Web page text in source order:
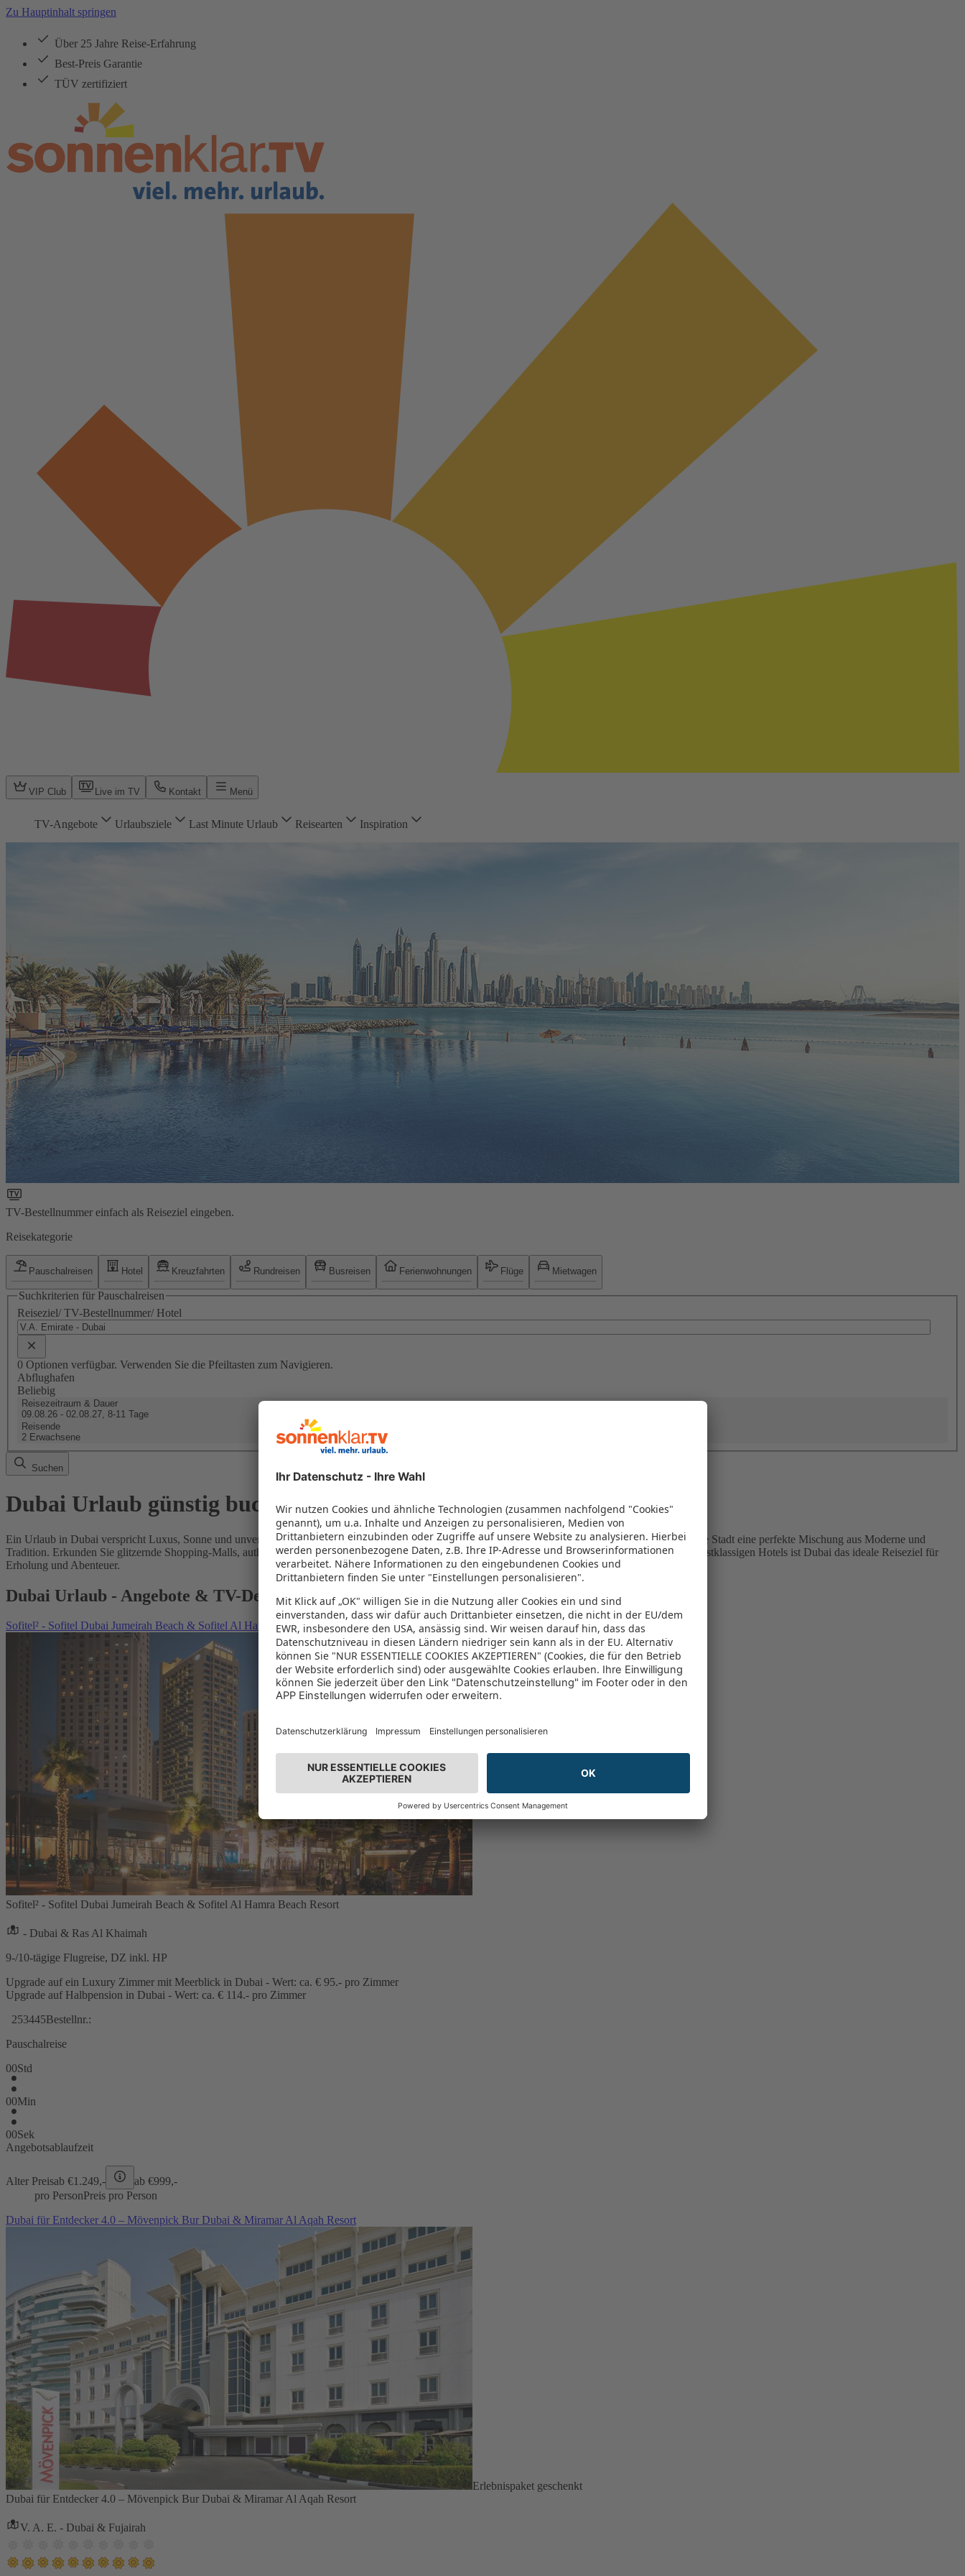
Zu Hauptinhalt springen
Über 25 Jahre Reise-Erfahrung
Best-Preis Garantie
TÜV zertifiziert
VIP Club Live im TV Kontakt Menü
TV-Angebote Urlaubsziele Last Minute Urlaub Reisearten Inspiration
TV-Bestellnummer einfach als Reiseziel eingeben.
Reisekategorie
Pauschalreisen Hotel Kreuzfahrten Rundreisen Busreisen Ferienwohnungen Flüge Mietwagen
Suchkriterien für Pauschalreisen
Reiseziel/ TV-Bestellnummer/ Hotel
0 Optionen verfügbar. Verwenden Sie die Pfeiltasten zum Navigieren.
Abflughafen
Beliebig
Reisezeitraum & Dauer
09.08.26 - 02.08.27, 8-11 Tage
Reisende
2 Erwachsene
Suchen
Dubai Urlaub günstig buchen
Ein Urlaub in Dubai verspricht Luxus, Sonne und unvergessliche Erlebnisse. Vom beeindruckenden Burj Khalifa bis hin zu traumhaften Stränden bietet die Stadt eine perfekte Mischung aus Moderne und
Tradition. Erkunden Sie glitzernde Shopping-Malls, authentische Souks und genießen Sie aufregende Wüstensafaris. Mit ganzjährig warmem Klima und erstklassigen Hotels ist Dubai das ideale Reiseziel für
Erholung und Abenteuer.
Dubai Urlaub - Angebote & TV-Deals
Sofitel² - Sofitel Dubai Jumeirah Beach & Sofitel Al Hamra Beach Resort
Sofitel² - Sofitel Dubai Jumeirah Beach & Sofitel Al Hamra Beach Resort
- Dubai & Ras Al Khaimah
9-/10-tägige Flugreise, DZ inkl. HP
Upgrade auf ein Luxury Zimmer mit Meerblick in Dubai - Wert: ca. € 95.- pro Zimmer
Upgrade auf Halbpension in Dubai - Wert: ca. € 114.- pro Zimmer
253445Bestellnr.:
Pauschalreise
00Std
00Min
00Sek
Angebotsablaufzeit
Alter Preisab €1.249,- ab €999,-
pro PersonPreis pro Person
Dubai für Entdecker 4.0 – Mövenpick Bur Dubai & Miramar Al Aqah Resort
Erlebnispaket geschenkt
Dubai für Entdecker 4.0 – Mövenpick Bur Dubai & Miramar Al Aqah Resort
V. A. E. - Dubai & Fujairah